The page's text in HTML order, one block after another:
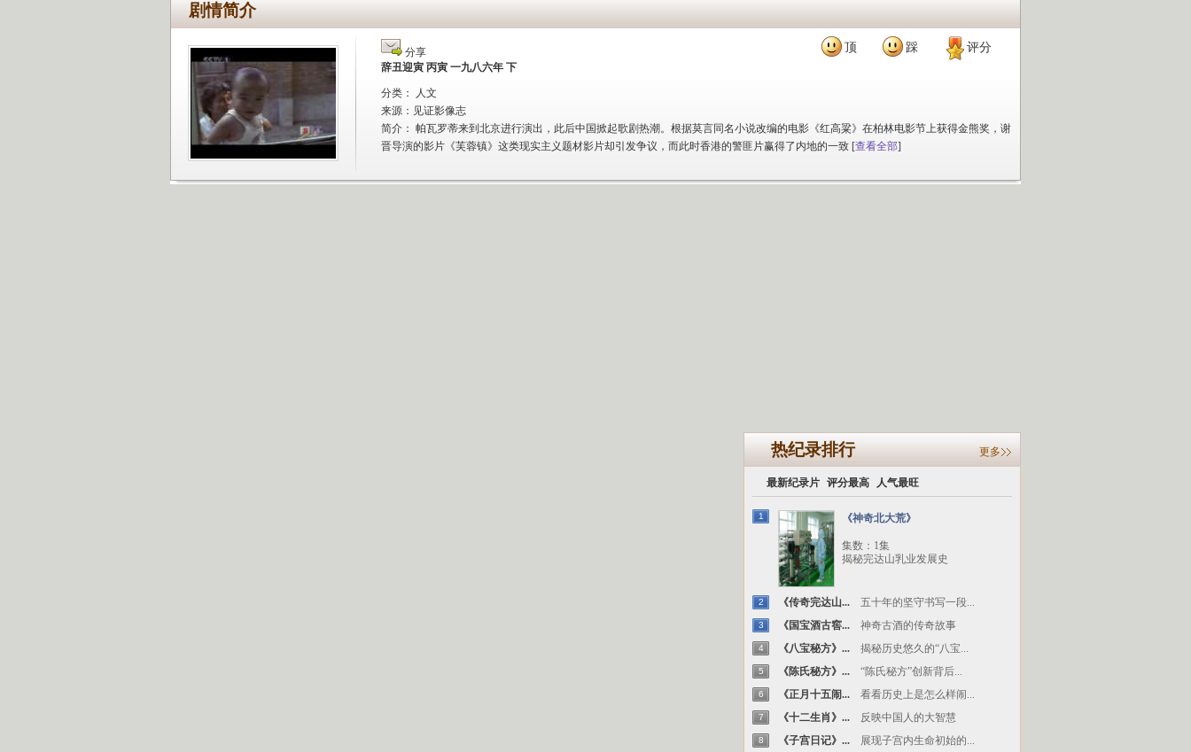
剧情简介
顶 踩 评分
分享
辞丑迎寅 丙寅 一九八六年 下
分类： 人文
来源： 见证影像志
简介： 帕瓦罗蒂来到北京进行演出，此后中国掀起歌剧热潮。根据莫言同名小说改编的电影《红高粱》在柏林电影节上获得金熊奖，谢
晋导演的影片《芙蓉镇》这类现实主义题材影片却引发争议，而此时香港的警匪片赢得了内地的一致 [查看全部]
热纪录排行 更多
最新纪录片 评分最高 人气最旺
1 《神奇北大荒》
集数：1集
揭秘完达山乳业发展史
2 《传奇完达山... 五十年的坚守书写一段...
3 《国宝酒古窖... 神奇古酒的传奇故事
4 《八宝秘方》... 揭秘历史悠久的“八宝...
5 《陈氏秘方》... “陈氏秘方”创新背后...
6 《正月十五闹... 看看历史上是怎么样闹...
7 《十二生肖》... 反映中国人的大智慧
8 《子宫日记》... 展现子宫内生命初始的...